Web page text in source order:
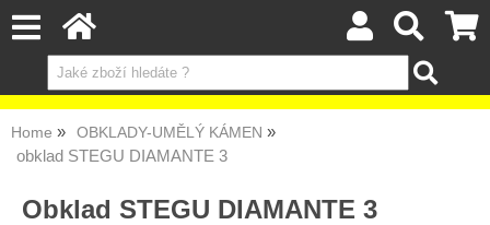
Home OBKLADY-UMĚLÝ KÁMEN
obklad STEGU DIAMANTE 3
Obklad STEGU DIAMANTE 3